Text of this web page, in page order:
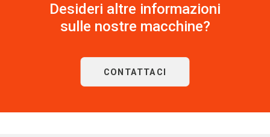
Desideri altre informazioni
sulle nostre macchine?
CONTATTACI